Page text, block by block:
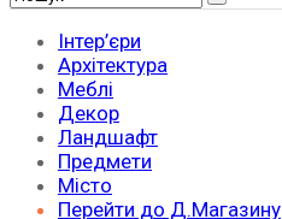
Інтер’єри
Архітектура
Меблі
Декор
Ландшафт
Предмети
Місто
Перейти до Д.Магазину